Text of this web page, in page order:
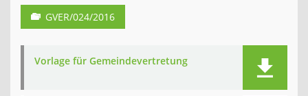
GVER/024/2016
Vorlage für Gemeindevertretung